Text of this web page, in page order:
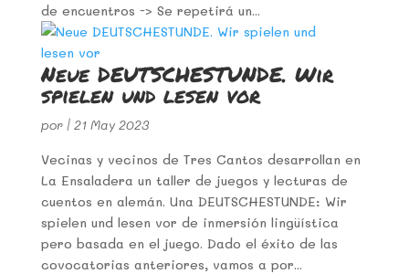
de encuentros -> Se repetirá un...
Neue DEUTSCHESTUNDE. Wir
spielen und lesen vor
por | 21 May 2023
Vecinas y vecinos de Tres Cantos desarrollan en
La Ensaladera un taller de juegos y lecturas de
cuentos en alemán. Una DEUTSCHESTUNDE: Wir
spielen und lesen vor de inmersión lingüística
pero basada en el juego. Dado el éxito de las
covocatorias anteriores, vamos a por...